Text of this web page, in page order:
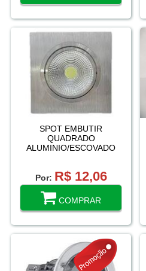
SPOT EMBUTIR
QUADRADO
ALUMINIO/ESCOVADO
Por: R$ 12,06
COMPRAR